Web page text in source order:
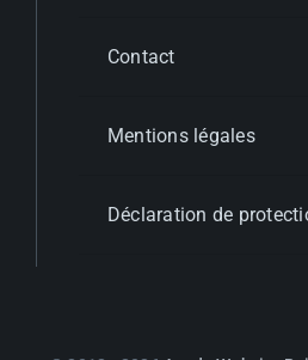
Contact
Mentions légales
Déclaration de